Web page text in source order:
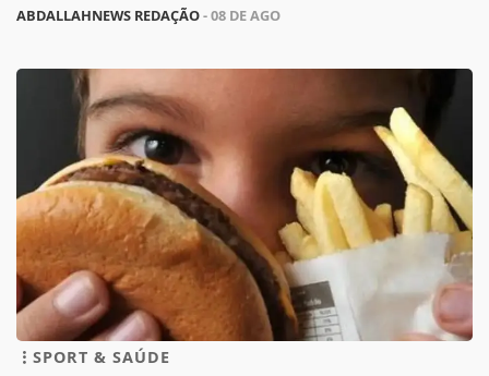
ABDALLAHNEWS REDAÇÃO- 08 DE AGO
SPORT & SAÚDE